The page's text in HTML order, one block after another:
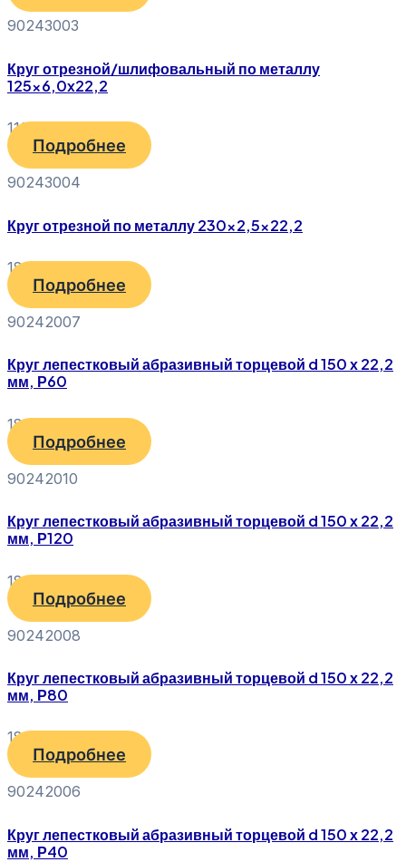
90243003
Круг отрезной/шлифовальный по металлу
125×6,0x22,2
110
Подробнее
90243004
Круг отрезной по металлу 230×2,5×22,2
180₽
Подробнее
90242007
Круг лепестковый абразивный торцевой d 150 х 22,2
мм, Р60
180₽
Подробнее
90242010
Круг лепестковый абразивный торцевой d 150 х 22,2
мм, Р120
180₽
Подробнее
90242008
Круг лепестковый абразивный торцевой d 150 х 22,2
мм, Р80
180
Подробнее
90242006
Круг лепестковый абразивный торцевой d 150 х 22,2
мм, Р40